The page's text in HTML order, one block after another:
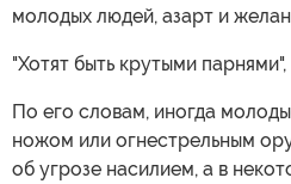
молодых людей, азарт и
"Хотят быть крутыми
По его словам, иногда
ножом или огнестрельным
об угрозе насилием, а в